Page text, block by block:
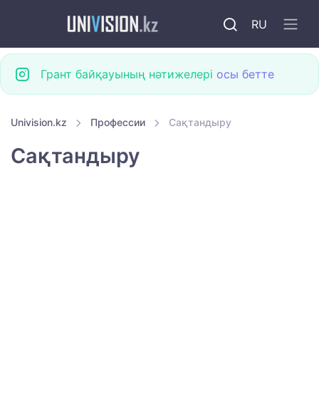
RU
Грант байқауының нәтижелері осы бетте
Univision.kz Профессии Сақтандыру
Сақтандыру